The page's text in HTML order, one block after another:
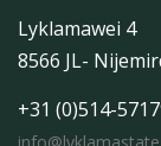
Lyklamawei 4
8566 JL-
+31 (0)514-